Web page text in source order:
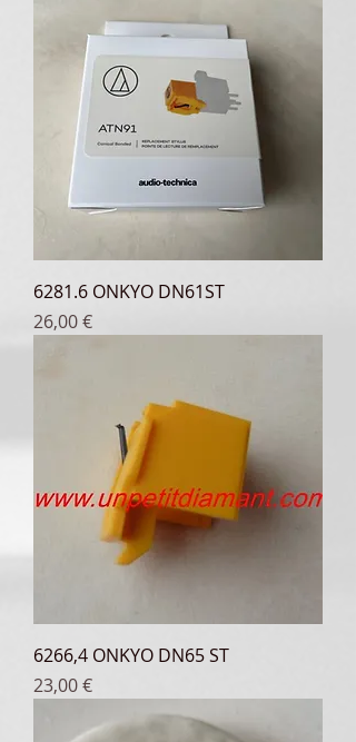
6281.6 ONKYO DN61ST
Prix
26,00 €
6266,4 ONKYO DN65 ST
Prix
23,00 €